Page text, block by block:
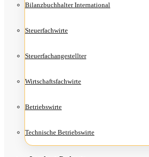
Bilanz­buch­hal­ter International
Steu­er­fach­wir­te
Steu­er­fach­an­ge­stell­ter
Wirt­schafts­fach­wir­te
Betriebs­wir­te
Tech­ni­sche Betriebswirte